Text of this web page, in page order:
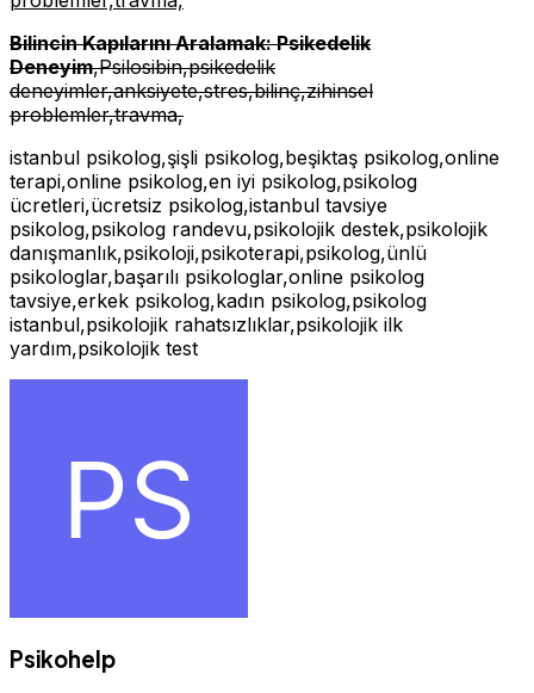
Bilincin Kapılarını Aralamak: Psikedelik
Deneyim,Psilosibin,psikedelik
deneyimler,anksiyete,stres,bilinç,zihinsel
problemler,travma,
istanbul psikolog,şişli psikolog,beşiktaş psikolog,online
terapi,online psikolog,en iyi psikolog,psikolog
ücretleri,ücretsiz psikolog,istanbul tavsiye
psikolog,psikolog randevu,psikolojik destek,psikolojik
danışmanlık,psikoloji,psikoterapi,psikolog,ünlü
psikologlar,başarılı psikologlar,online psikolog
tavsiye,erkek psikolog,kadın psikolog,psikolog
istanbul,psikolojik rahatsızlıklar,psikolojik ilk
yardım,psikolojik test
Psikohelp